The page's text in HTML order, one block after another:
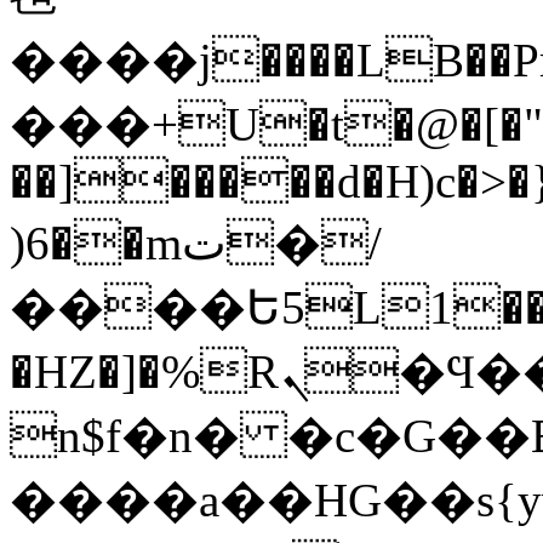
)6��mت�/
�HZ�]�%Rܢ�Ϥ���#7��_��j4�L�d�y�ʩ�Jn�:�EhO����:����2X
n$f�n�